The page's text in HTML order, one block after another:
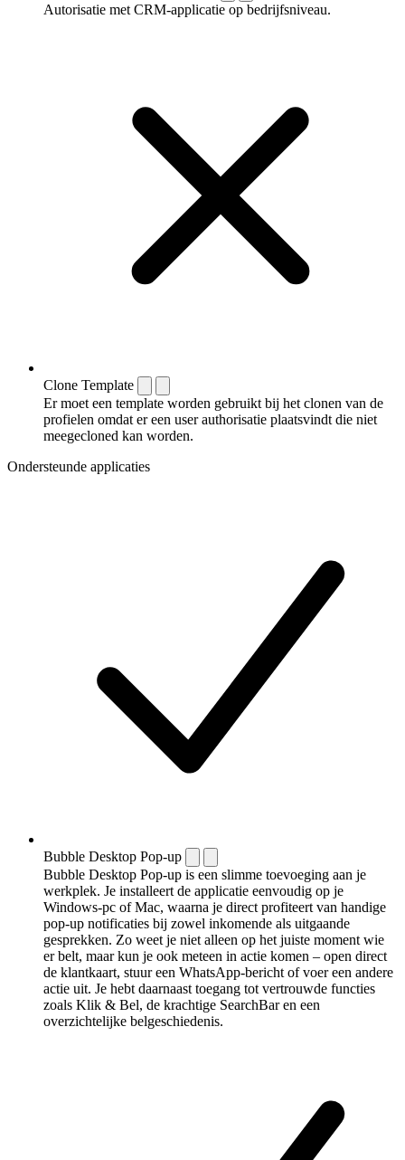
Autorisatie met CRM-applicatie op bedrijfsniveau.
Clone Template
Er moet een template worden gebruikt bij het clonen van de
profielen omdat er een user authorisatie plaatsvindt die niet
meegecloned kan worden.
Ondersteunde applicaties
Bubble Desktop Pop-up
Bubble Desktop Pop-up is een slimme toevoeging aan je
werkplek. Je installeert de applicatie eenvoudig op je
Windows-pc of Mac, waarna je direct profiteert van handige
pop-up notificaties bij zowel inkomende als uitgaande
gesprekken. Zo weet je niet alleen op het juiste moment wie
er belt, maar kun je ook meteen in actie komen – open direct
de klantkaart, stuur een WhatsApp-bericht of voer een andere
actie uit. Je hebt daarnaast toegang tot vertrouwde functies
zoals Klik & Bel, de krachtige SearchBar en een
overzichtelijke belgeschiedenis.